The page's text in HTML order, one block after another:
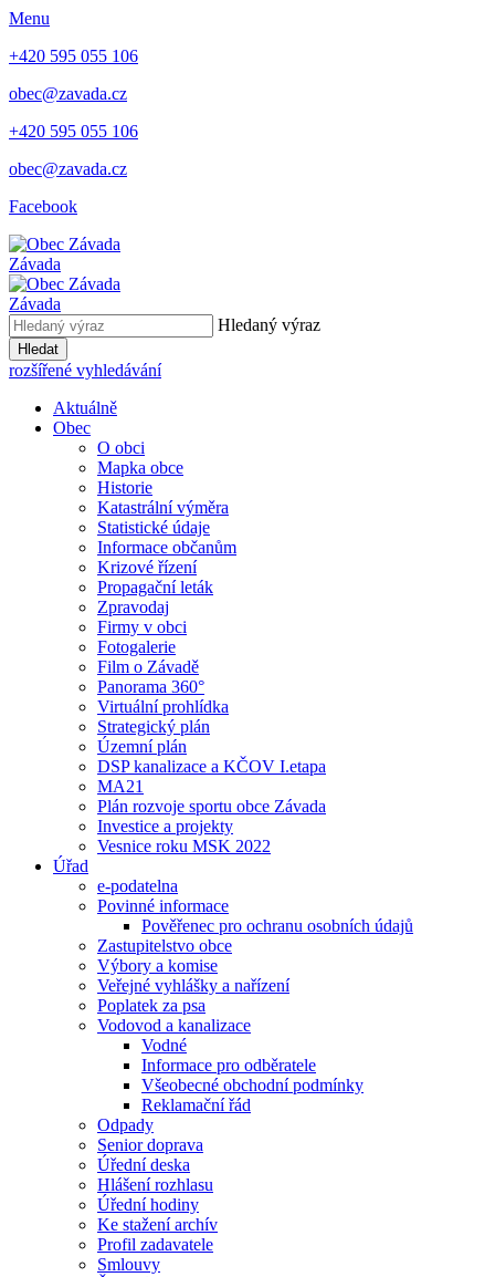
Menu
+420 595 055 106
obec@zavada.cz
+420 595 055 106
obec@zavada.cz
Facebook
Závada
Závada
Hledaný výraz
Hledat
rozšířené vyhledávání
Aktuálně
Obec
O obci
Mapka obce
Historie
Katastrální výměra
Statistické údaje
Informace občanům
Krizové řízení
Propagační leták
Zpravodaj
Firmy v obci
Fotogalerie
Film o Závadě
Panorama 360°
Virtuální prohlídka
Strategický plán
Územní plán
DSP kanalizace a KČOV I.etapa
MA21
Plán rozvoje sportu obce Závada
Investice a projekty
Vesnice roku MSK 2022
Úřad
e-podatelna
Povinné informace
Pověřenec pro ochranu osobních údajů
Zastupitelstvo obce
Výbory a komise
Veřejné vyhlášky a nařízení
Poplatek za psa
Vodovod a kanalizace
Vodné
Informace pro odběratele
Všeobecné obchodní podmínky
Reklamační řád
Odpady
Senior doprava
Úřední deska
Hlášení rozhlasu
Úřední hodiny
Ke stažení archív
Profil zadavatele
Smlouvy